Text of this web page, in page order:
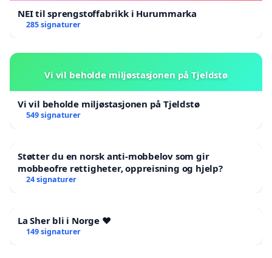
NEI til sprengstoffabrikk i Hurummarka
285 signaturer
Vi vil beholde miljøstasjonen på Tjeldstø
Vi vil beholde miljøstasjonen på Tjeldstø
549 signaturer
Støtter du en norsk anti-mobbelov som gir
mobbeofre rettigheter, oppreisning og hjelp?
24 signaturer
La Sher bli i Norge ❤️
149 signaturer